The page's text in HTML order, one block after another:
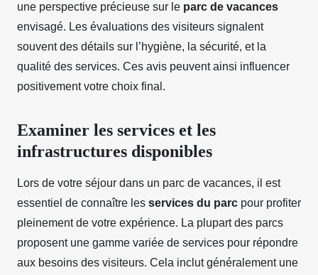
une perspective précieuse sur le parc de vacances
envisagé. Les évaluations des visiteurs signalent
souvent des détails sur l’hygiène, la sécurité, et la
qualité des services. Ces avis peuvent ainsi influencer
positivement votre choix final.
Examiner les services et les
infrastructures disponibles
Lors de votre séjour dans un parc de vacances, il est
essentiel de connaître les services du parc pour profiter
pleinement de votre expérience. La plupart des parcs
proposent une gamme variée de services pour répondre
aux besoins des visiteurs. Cela inclut généralement une